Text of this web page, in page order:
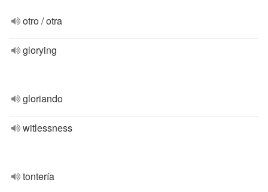
otro / otra
glorying
gloriando
witlessness
tontería